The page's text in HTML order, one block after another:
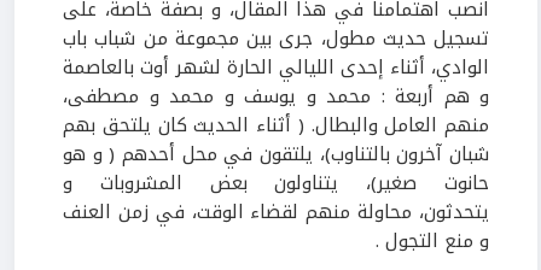
انصب اهتمامنا في هذا المقال، و بصفة خاصة، على
تسجيل حديث مطول، جرى بين مجموعة من شباب باب
الوادي، أثناء إحدى الليالي الحارة لشهر أوت بالعاصمة
و هم أربعة : محمد و يوسف و محمد و مصطفى،
منهم العامل والبطال. ( أثناء الحديث كان يلتحق بهم
شبان آخرون بالتناوب)، يلتقون في محل أحدهم ( و هو
حانوت صغير)، يتناولون بعض المشروبات و
يتحدثون، محاولة منهم لقضاء الوقت، في زمن العنف
و منع التجول .